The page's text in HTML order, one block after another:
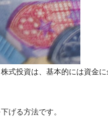
式投資は、基本的には資金
げる方法です。